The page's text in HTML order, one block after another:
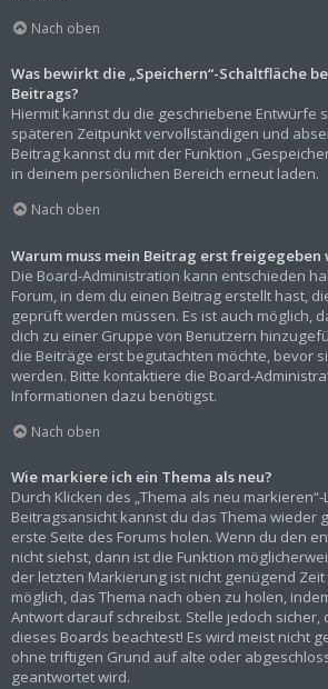
Nach oben
Was bewirkt die „Speichern“-Schaltfläche
Beitrags?
Hiermit kannst du die geschriebene Entwürfe
späteren Zeitpunkt vervollständigen und
Beitrag kannst du mit der Funktion
in deinem persönlichen Bereich erneut laden.
Nach oben
Warum muss mein Beitrag erst freigegeben
Die Board-Administration kann entschieden
Forum, in dem du einen Beitrag erstellt hast,
geprüft werden müssen. Es ist auch möglich,
dich zu einer Gruppe von Benutzern
die Beiträge erst begutachten möchte, bevor
werden. Bitte kontaktiere die Board-
Informationen dazu benötigst.
Nach oben
Wie markiere ich ein Thema als neu?
Durch Klicken des „Thema als neu
Beitragsansicht kannst du das Thema wieder
erste Seite des Forums holen. Wenn du den
nicht siehst, dann ist die Funktion
der letzten Markierung ist nicht genügend
möglich, das Thema nach oben zu holen,
Antwort darauf schreibst. Stelle jedoch sicher,
dieses Boards beachtest! Es wird meist nicht
ohne triftigen Grund auf alte oder
geantwortet wird.